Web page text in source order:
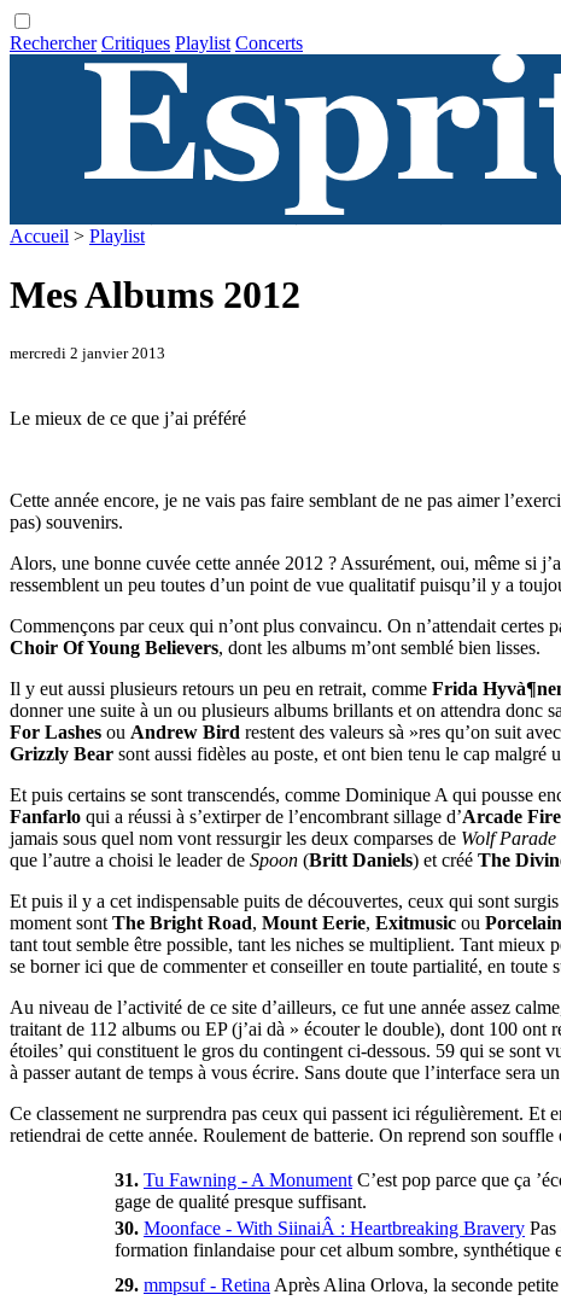
Rechercher Critiques Playlist Concerts
Accueil > Playlist
Mes Albums 2012
mercredi 2 janvier 2013
Le mieux de ce que j’ai préféré
Cette année encore, je ne vais pas faire semblant de ne pas aimer
pas) souvenirs.
Alors, une bonne cuvée cette année 2012 ? Assurément, oui, même si
ressemblent un peu toutes d’un point de vue qualitatif puisqu’il y a
Commençons par ceux qui n’ont plus convaincu. On n’attendait certes
Choir Of Young Believers, dont les albums m’ont semblé bien lisses.
Il y eut aussi plusieurs retours un peu en retrait, comme Frida
donner une suite à un ou plusieurs albums brillants et on attendra donc
For Lashes ou Andrew Bird restent des valeurs sà »res qu’on suit
Grizzly Bear sont aussi fidèles au poste, et ont bien tenu le cap malgré
Et puis certains se sont transcendés, comme Dominique A qui pousse
Fanfarlo qui a réussi à s’extirper de l’encombrant sillage d’Arcade Fire
jamais sous quel nom vont ressurgir les deux comparses de Wolf Parade
que l’autre a choisi le leader de Spoon (Britt Daniels) et créé The
Et puis il y a cet indispensable puits de découvertes, ceux qui sont
moment sont The Bright Road, Mount Eerie, Exitmusic ou
tant tout semble être possible, tant les niches se multiplient. Tant mieux
se borner ici que de commenter et conseiller en toute partialité, en toute
Au niveau de l’activité de ce site d’ailleurs, ce fut une année assez
traitant de 112 albums ou EP (j’ai dà » écouter le double), dont 100 ont
étoiles’ qui constituent le gros du contingent ci-dessous. 59 qui se sont
à passer autant de temps à vous écrire. Sans doute que l’interface sera
Ce classement ne surprendra pas ceux qui passent ici régulièrement.
retiendrai de cette année. Roulement de batterie. On reprend son souffle
31. Tu Fawning - A Monument C’est pop parce que ça
gage de qualité presque suffisant.
30. Moonface - With SiinaiÂ : Heartbreaking Bravery
formation finlandaise pour cet album sombre, synthétique
29. mmpsuf - Retina Après Alina Orlova, la seconde